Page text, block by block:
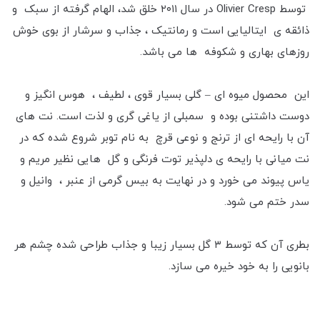
توسط Olivier Cresp در سال ۲۰۱۱ خلق شد، الهام گرفته از سبک و
ذائقه ی ایتالیایی است و رمانتیک ، جذاب و سرشار از بوی خوش
روزهای بهاری و شکوفه ها می باشد.
این محصول میوه ای – گلی بسیار قوی ، لطیف ، هوس انگیز و
دوست داشتنی بوده و سمبلی از یاغی گری و لذت است. نت های
آن با رایحه ای از ترنج و نوعی قرچ به نام توبر شروع شده که در
نت میانی با رایحه ی دلپذیر توت فرنگی و گل هایی نظیر مریم و
یاس پیوند می خورد و در نهایت به بیس گرمی از عنبر ، وانیل و
سدر ختم می شود.
بطری آن که توسط ۳ گل بسیار زیبا و جذاب طراحی شده چشم هر
بانویی را به خود خیره می سازد.